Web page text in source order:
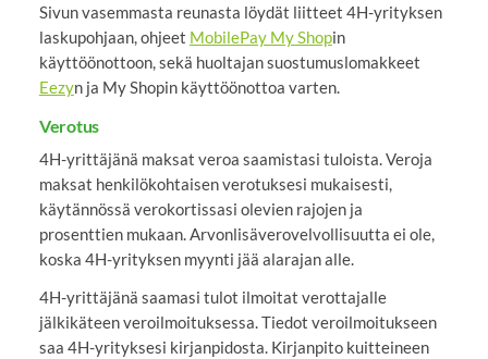
Sivun vasemmasta reunasta löydät liitteet 4H-yrityksen
laskupohjaan, ohjeet MobilePay My Shopin
käyttöönottoon, sekä huoltajan suostumuslomakkeet
Eezyn ja My Shopin käyttöönottoa varten.
Verotus
4H-yrittäjänä maksat veroa saamistasi tuloista. Veroja
maksat henkilökohtaisen verotuksesi mukaisesti,
käytännössä verokortissasi olevien rajojen ja
prosenttien mukaan. Arvonlisäverovelvollisuutta ei ole,
koska 4H-yrityksen myynti jää alarajan alle.
4H-yrittäjänä saamasi tulot ilmoitat verottajalle
jälkikäteen veroilmoituksessa. Tiedot veroilmoitukseen
saa 4H-yrityksesi kirjanpidosta. Kirjanpito kuitteineen